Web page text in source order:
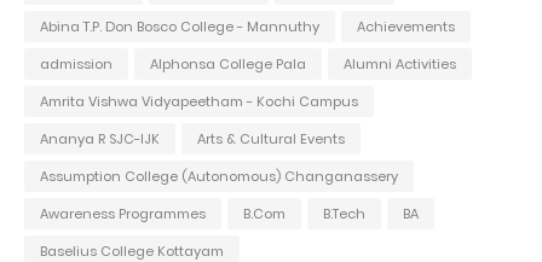
Abina T.P. Don Bosco College - Mannuthy
Achievements
admission
Alphonsa College Pala
Alumni Activities
Amrita Vishwa Vidyapeetham - Kochi Campus
Ananya R SJC-IJK
Arts & Cultural Events
Assumption College (Autonomous) Changanassery
Awareness Programmes
B.Com B.Tech
BA
Baselius College Kottayam